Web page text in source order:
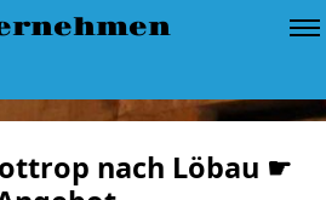
nach Löbau ☛